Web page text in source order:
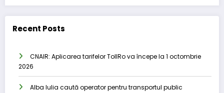
Recent Posts
CNAIR: Aplicarea tarifelor TollRo va începe la 1 octombrie
2026
Alba Iulia caută operator pentru transportul public